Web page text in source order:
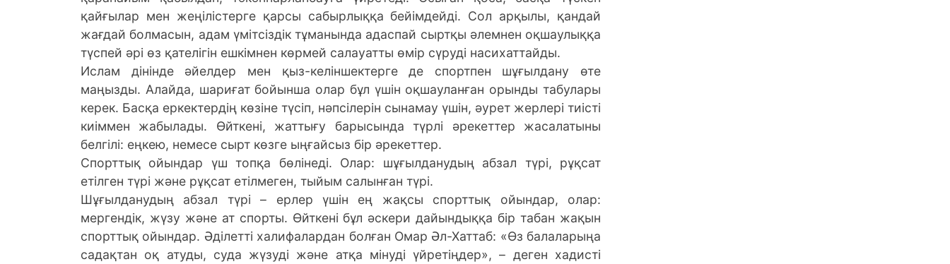
қайғылар мен жеңілістерге қарсы сабырлыққа бейімдейді. Сол арқылы, қандай
жағдай болмасын, адам үмітсіздік тұманында адаспай сыртқы әлемнен оқшаулыққа
түспей әрі өз қателігін ешкімнен көрмей салауатты өмір сүруді насихаттайды.
Ислам дінінде әйелдер мен қыз-келіншектерге де спортпен шұғылдану өте
маңызды. Алайда, шариғат бойынша олар бұл үшін оқшауланған орынды табулары
керек. Басқа еркектердің көзіне түсіп, нәпсілерін сынамау үшін, әурет жерлері тиісті
киіммен жабылады. Өйткені, жаттығу барысында түрлі әрекеттер жасалатыны
белгілі: еңкею, немесе сырт көзге ыңғайсыз бір әрекеттер.
Спорттық ойындар үш топқа бөлінеді. Олар: шұғылданудың абзал түрі, рұқсат
етілген түрі және рұқсат етілмеген, тыйым салынған түрі.
Шұғылданудың абзал түрі – ерлер үшін ең жақсы спорттық ойындар, олар:
мергендік, жүзу және ат спорты. Өйткені бұл әскери дайындыққа бір табан жақын
спорттық ойындар. Әділетті халифалардан болған Омар Әл-Хаттаб: «Өз балаларыңа
садақтан оқ атуды, суда жүзуді және атқа мінуді үйретіңдер», – деген хадисті